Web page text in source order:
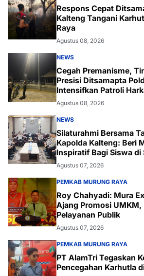
Respons Cepat
Kalteng Tangani
Raya
Agustus 08, 2026
NEWS
Cegah Premanisme,
Presisi Ditsamapta
Intensifkan Patroli
Agustus 08, 2026
NEWS
Silaturahmi Bersama
Kapolda Kalteng: Beri
Inspiratif Bagi Siswa di
Agustus 07, 2026
PEMKAB MURUNG RAYA
Roy Chahyadi: Mura
Ajang Promosi
Pelayanan Publik
Agustus 07, 2026
PEMKAB MURUNG RAYA
PT AlamTri Tegaskan
Pencegahan Karhutla